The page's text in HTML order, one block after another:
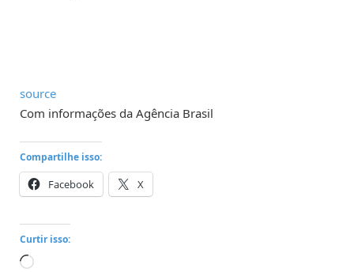
source
Com informações da Agência Brasil
Compartilhe isso:
Facebook X
Curtir isso:
Carregando...